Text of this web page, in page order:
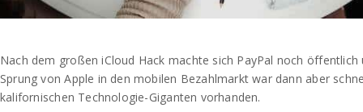
Nach dem großen iCloud Hack machte sich PayPal noch
Sprung von Apple in den mobilen Bezahlmarkt war dann aber
kalifornischen Technologie-Giganten vorhanden.